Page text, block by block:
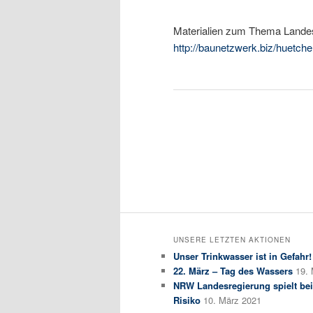
Materialien zum Thema
http://baunetzwerk.biz/
UNSERE LETZTEN AKTIONEN
Unser Trinkwasser ist in Gefahr!
22. März – Tag des Wassers 19.
NRW Landesregierung spielt
Risiko 10. März 2021